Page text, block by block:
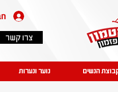
צרו קשר
הנשים נוער ונערות